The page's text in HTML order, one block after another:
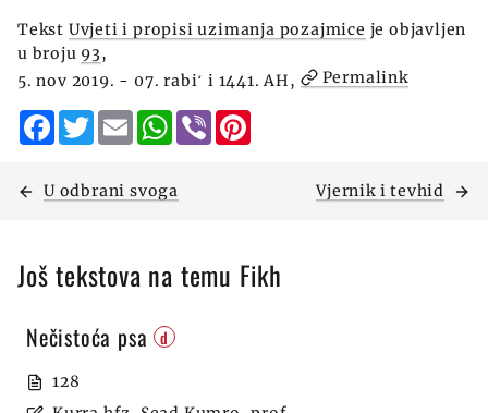
Tekst Uvjeti i propisi uzimanja pozajmice je objavljen
u broju 93,
5. nov 2019. - 07. rabiʻ i 1441. AH,
Permalink
Facebook
TwitterEmailWhatsApp
Viber
U odbrani svoga Vjernik i tevhid
Još tekstova na temu Fikh
Nečistoća psa d
128